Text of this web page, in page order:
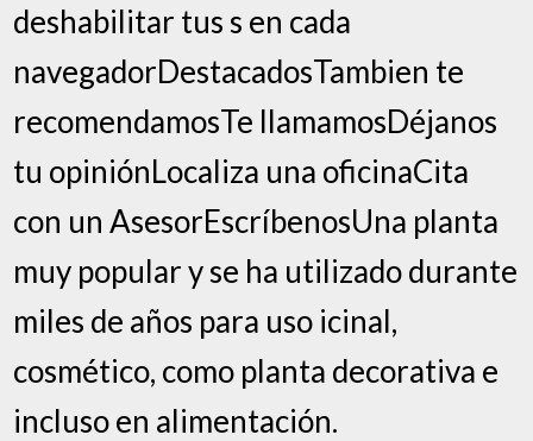
deshabilitar tus s en cada
navegadorDestacadosTambien te
recomendamosTe llamamosDéjanos
tu opiniónLocaliza una oficinaCita
con un AsesorEscríbenosUna planta
muy popular y se ha utilizado durante
miles de años para uso icinal,
cosmético, como planta decorativa e
incluso en alimentación.